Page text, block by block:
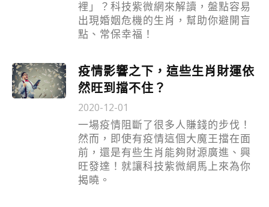
裡」？科技紫微網來解讀，盤點容易
出現婚姻危機的生肖，幫助你避開盲
點、常保幸福！
疫情影響之下，這些生肖財運依
然旺到擋不住？
2020-12-01
一場疫情阻斷了很多人賺錢的步伐！
然而，即使有疫情這個大魔王擋在面
前，還是有些生肖能夠財源廣進、興
旺發達！就讓科技紫微網馬上來為你
揭曉。